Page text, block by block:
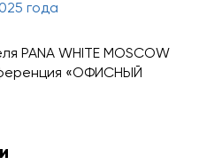
года
PANA WHITE MOSCOW
«ОФИСНЫЙ